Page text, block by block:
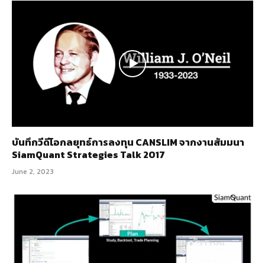
บันทึกวีดีโอกลยุทธ์การลงทุน CANSLIM จากงานสัมมนา
SiamQuant Strategies Talk 2017
June 2, 2023